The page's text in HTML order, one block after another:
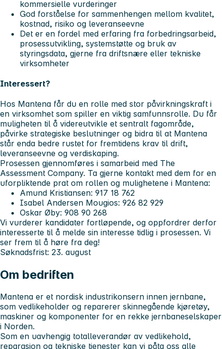
kommersielle vurderinger
God forståelse for sammenhengen mellom kvalitet,
kostnad, risiko og leveranseevne
Det er en fordel med erfaring fra forbedringsarbeid,
prosessutvikling, systemstøtte og bruk av
styringsdata, gjerne fra driftsnære eller tekniske
virksomheter
Interessert?
Hos Mantena får du en rolle med stor påvirkningskraft i
en virksomhet som spiller en viktig samfunnsrolle. Du får
muligheten til å videreutvikle et sentralt fagområde,
påvirke strategiske beslutninger og bidra til at Mantena
står enda bedre rustet for fremtidens krav til drift,
leveranseevne og verdiskaping.
Prosessen gjennomføres i samarbeid med The
Assessment Company. Ta gjerne kontakt med dem for en
uforpliktende prat om rollen og mulighetene i Mantena:
Amund Kristiansen: 917 18 762
Isabel Andersen Mougios: 926 82 929
Oskar Øby: 908 90 268
Vi vurderer kandidater fortløpende, og oppfordrer derfor
interesserte til å melde sin interesse tidlig i prosessen. Vi
ser frem til å høre fra deg!
Søknadsfrist: 23. august
Om bedriften
Mantena er et nordisk industrikonsern innen jernbane,
som vedlikeholder og reparerer skinnegående kjøretøy,
maskiner og komponenter for en rekke jernbaneselskaper
i Norden.
Som en uavhengig totalleverandør av vedlikehold,
reparasjon og tekniske tjenester kan vi påta oss alle